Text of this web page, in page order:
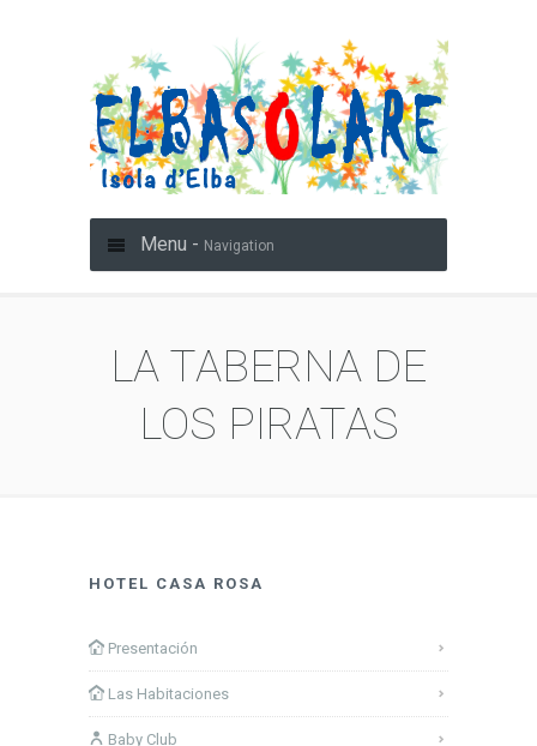
Menu - Navigation
LA TABERNA DE
LOS PIRATAS
HOTEL CASA ROSA
Presentación
Las Habitaciones
Baby Club